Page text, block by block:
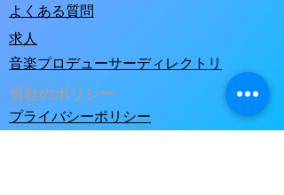
よくある質問
求人
音楽プロデューサーディレクトリ
当社のポリシー
プライバシーポリシー